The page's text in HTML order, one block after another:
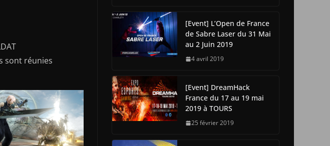
sont réunies
[Event] L’Open de France
de Sabre Laser du 31 Mai
au 2 Juin 2019
4 avril 2019
[Event] DreamHack
France du 17 au 19 mai
2019 à TOURS
25 février 2019